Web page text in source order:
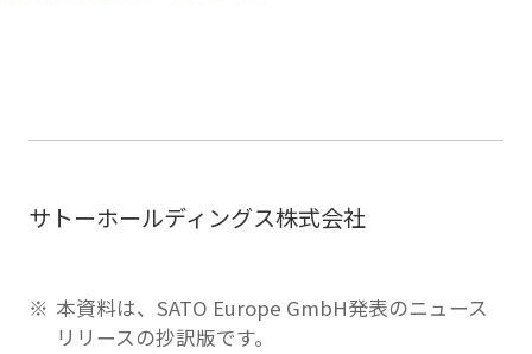
サトーホールディングス株式会社
本資料は、SATO Europe GmbH発表のニュース
リリースの抄訳版です。